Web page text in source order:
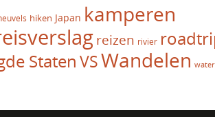
hiken Japan kamperen
reizen rivier
StatenVSWandelen water